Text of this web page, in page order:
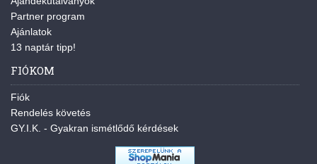
Partner program
Ajánlatok
13 naptár tipp!
FIÓKOM
Fiók
Rendelés követés
GY.I.K. - Gyakran ismétlődő kérdések